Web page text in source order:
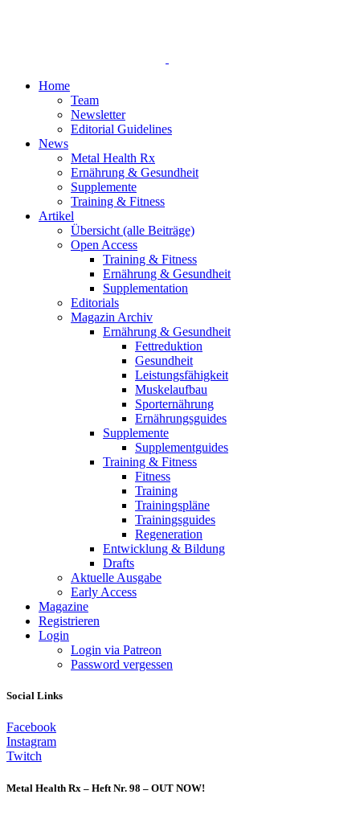
Home
Team
Newsletter
Editorial Guidelines
News
Metal Health Rx
Ernährung & Gesundheit
Supplemente
Training & Fitness
Artikel
Übersicht (alle Beiträge)
Open Access
Training & Fitness
Ernährung & Gesundheit
Supplementation
Editorials
Magazin Archiv
Ernährung & Gesundheit
Fettreduktion
Gesundheit
Leistungsfähigkeit
Muskelaufbau
Sporternährung
Ernährungsguides
Supplemente
Supplementguides
Training & Fitness
Fitness
Training
Trainingspläne
Trainingsguides
Regeneration
Entwicklung & Bildung
Drafts
Aktuelle Ausgabe
Early Access
Magazine
Registrieren
Login
Login via Patreon
Password vergessen
Social Links
Facebook
Instagram
Twitch
Metal Health Rx – Heft Nr. 98 – OUT NOW!